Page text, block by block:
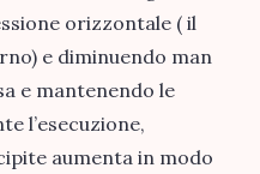
orizzontale ( il
e diminuendo man
e mantenendo le
l’esecuzione,
aumenta in modo